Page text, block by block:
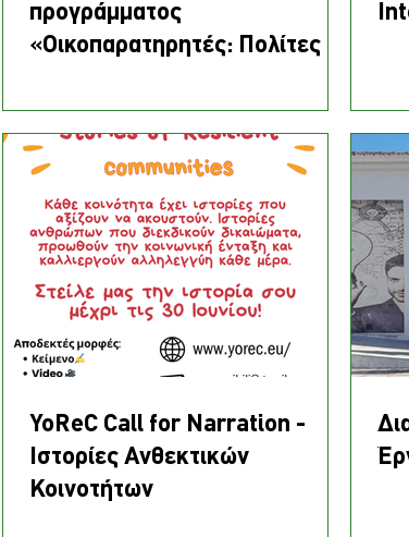
προγράμματος
«Οικοπαρατηρητές: Πολίτες σε
δικαιοσύνη (EcoCheckers)».
YoReC Call for Narration -
Ιστορίες Ανθεκτικών
Κοινοτήτων